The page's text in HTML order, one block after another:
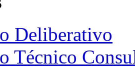
Deliberativo
Técnico